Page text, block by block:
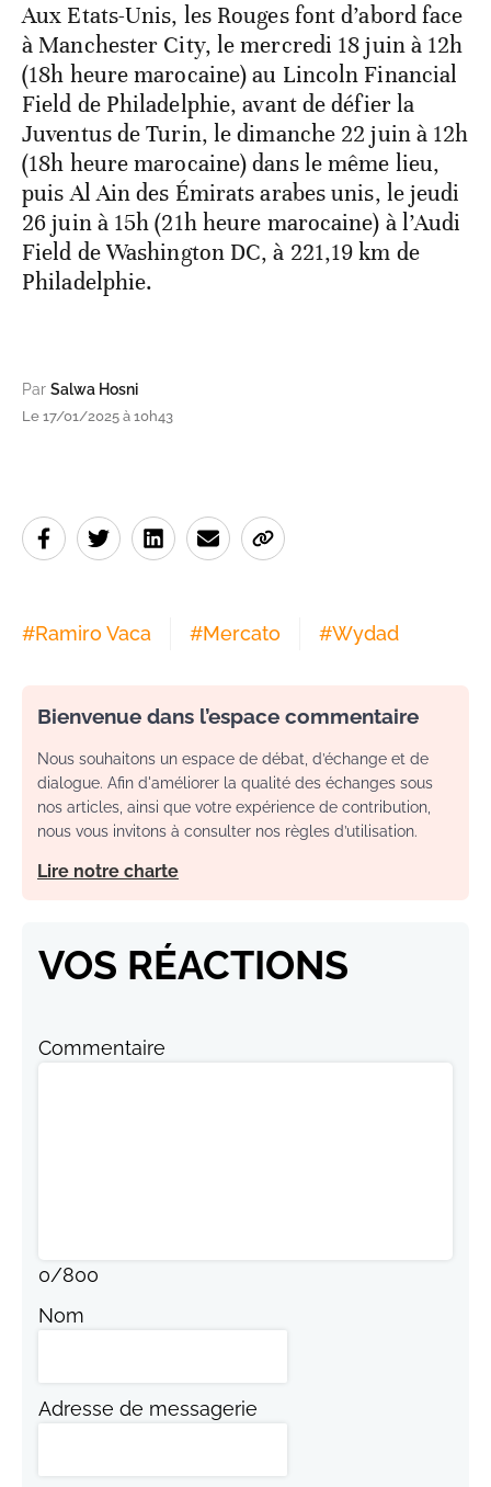
Aux Etats-Unis, les Rouges font d’abord face
à Manchester City, le mercredi 18 juin à 12h
(18h heure marocaine) au Lincoln Financial
Field de Philadelphie, avant de défier la
Juventus de Turin, le dimanche 22 juin à 12h
(18h heure marocaine) dans le même lieu,
puis Al Ain des Émirats arabes unis, le jeudi
26 juin à 15h (21h heure marocaine) à l’Audi
Field de Washington DC, à 221,19 km de
Philadelphie.
Par Salwa Hosni
Le 17/01/2025 à 10h43
#Ramiro Vaca #Mercato #Wydad
Bienvenue dans l’espace commentaire
Nous souhaitons un espace de débat, d’échange et de
dialogue. Afin d'améliorer la qualité des échanges sous
nos articles, ainsi que votre expérience de contribution,
nous vous invitons à consulter nos règles d’utilisation.
Lire notre charte
VOS RÉACTIONS
Commentaire
0/800
Nom
Adresse de messagerie